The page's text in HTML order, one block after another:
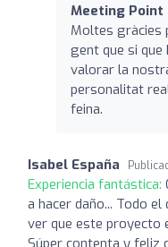
Meeting Point
Moltes gràcies
gent que si que
valorar la
personalitat
feina.
Isabel España
Experiencia fantástica:
a hacer daño... Todo el
ver que este proyecto
Súper contenta y feliz